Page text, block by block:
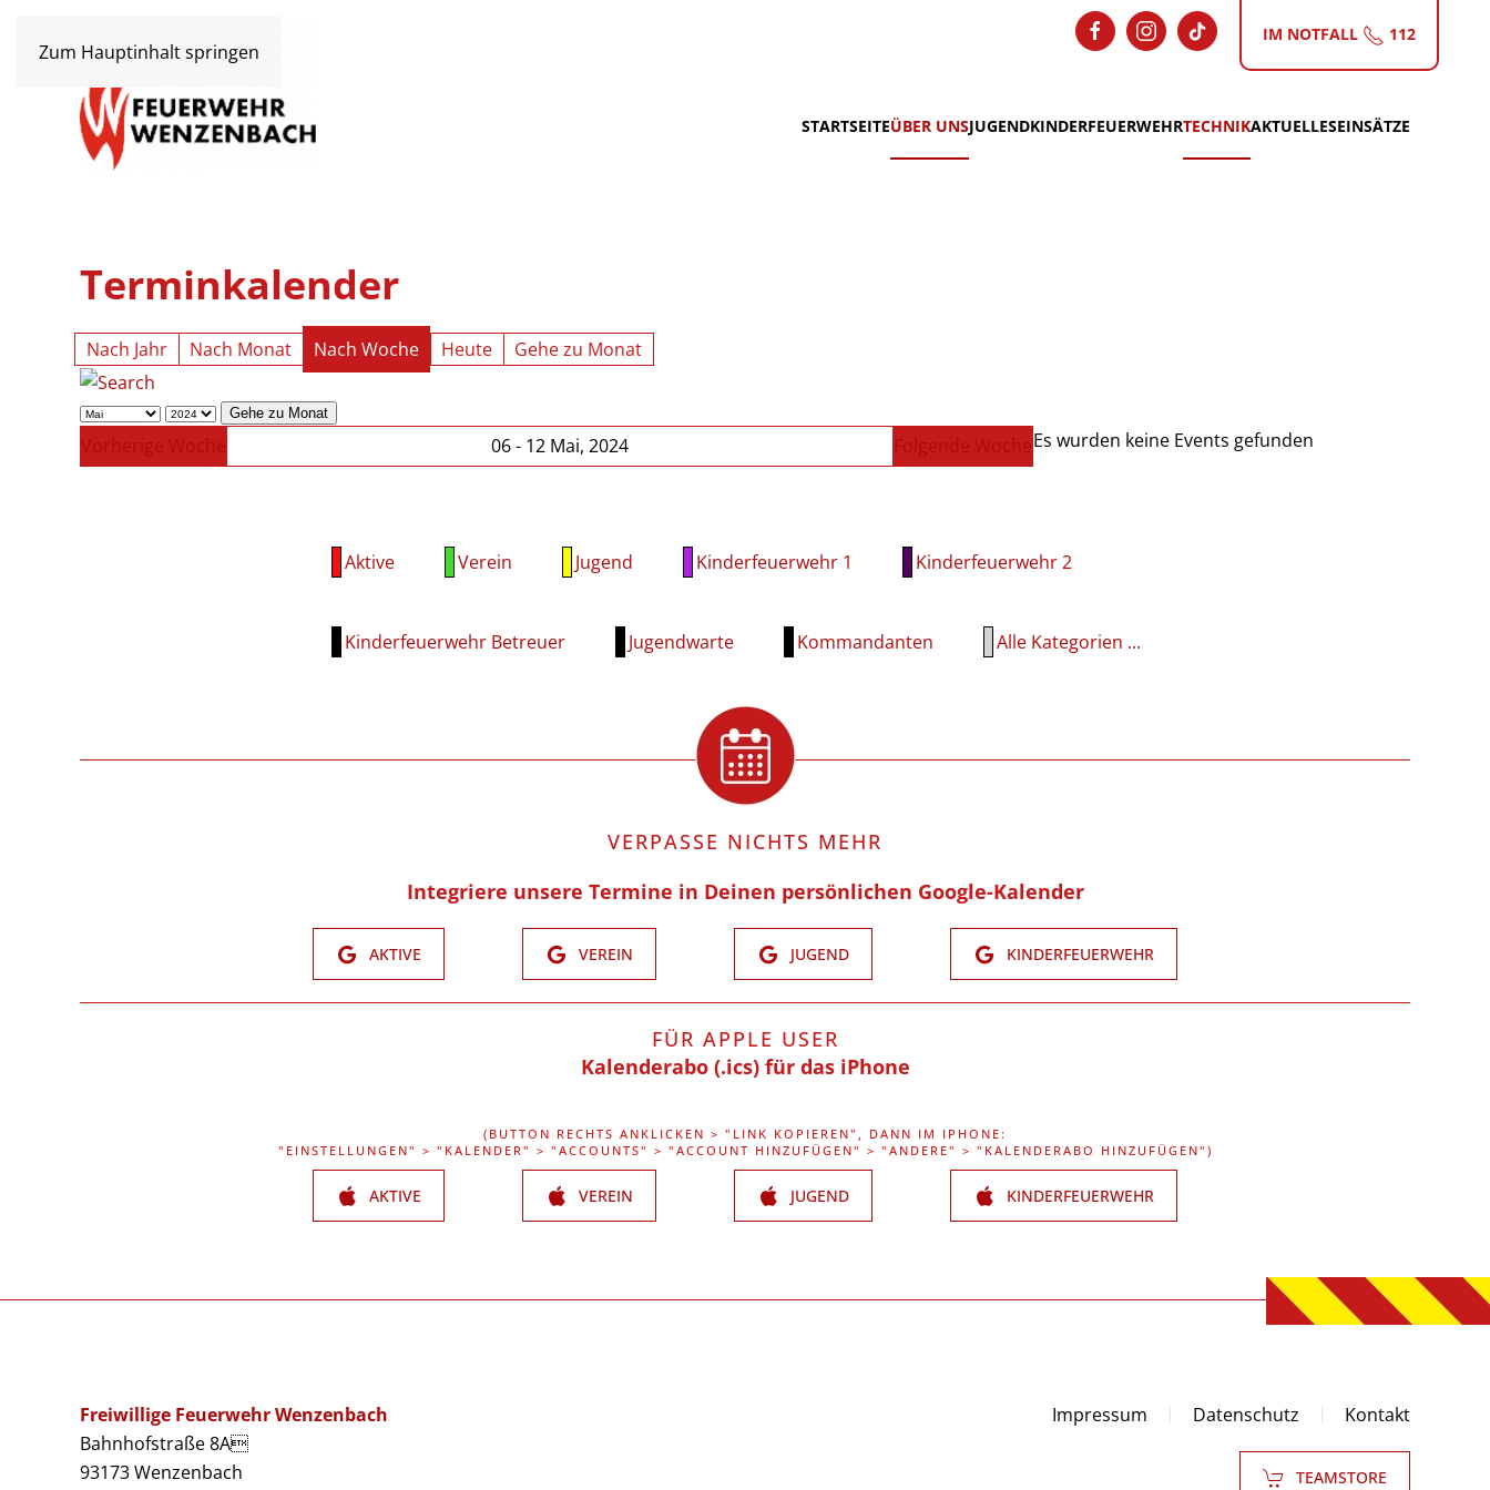
Zum Hauptinhalt springen
IM NOTFALL 112
STARTSEITEÜBER UNSJUGENDKINDERFEUERWEHRTECHNIKAKTUELLESEINSÄTZE
Terminkalender
Nach Jahr Nach Monat Nach Woche Heute Gehe zu Monat
Gehe zu Monat
Vorherige Woche 06 - 12 Mai, 2024 Folgende WocheEs wurden keine Events gefunden
Aktive Verein Jugend Kinderfeuerwehr 1 Kinderfeuerwehr 2
Kinderfeuerwehr Betreuer Jugendwarte Kommandanten Alle Kategorien ...
VERPASSE NICHTS MEHR
Integriere unsere Termine in Deinen persönlichen Google-Kalender
AKTIVE VEREIN JUGEND KINDERFEUERWEHR
FÜR APPLE USER
Kalenderabo (.ics) für das iPhone
(BUTTON RECHTS ANKLICKEN > "LINK KOPIEREN", DANN IM IPHONE:
"EINSTELLUNGEN" > "KALENDER" > "ACCOUNTS" > "ACCOUNT HINZUFÜGEN" > "ANDERE" > "KALENDERABO HINZUFÜGEN")
AKTIVE VEREIN JUGEND KINDERFEUERWEHR
Freiwillige Feuerwehr Wenzenbach
Bahnhofstraße 8A
93173 Wenzenbach
Impressum Datenschutz Kontakt
TEAMSTORE